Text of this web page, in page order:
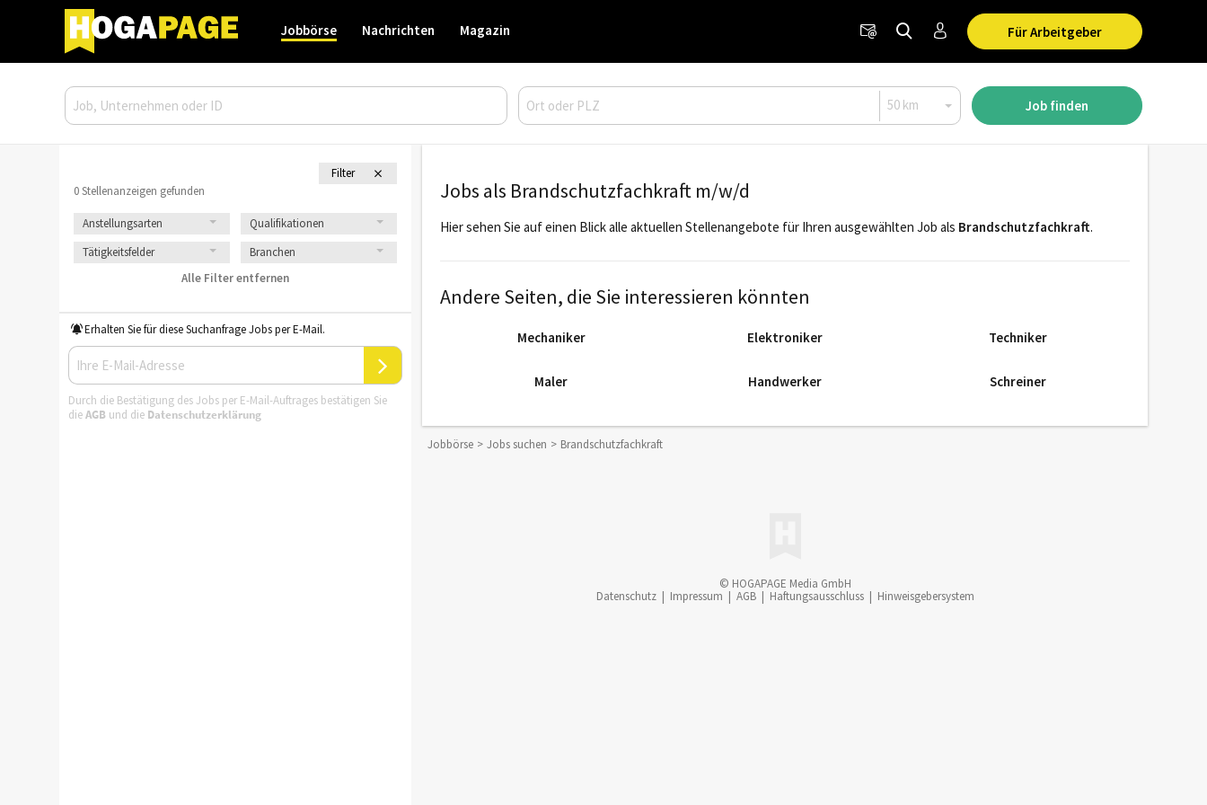
Für Arbeitgeber
Jobbörse Nachrichten Magazin
Job finden
Filter
0 Stellenanzeigen gefunden
Anstellungsarten
Qualifikationen
Tätigkeitsfelder
Branchen
Alle Filter entfernen
Erhalten Sie für diese Suchanfrage Jobs per E-Mail.
Durch die Bestätigung des Jobs per E-Mail-Auftrages bestätigen Sie
dieAGB und die Datenschutzerklärung
Jobs als Brandschutzfachkraft m/w/d
Hier sehen Sie auf einen Blick alle aktuellen Stellenangebote für Ihren ausgewählten Job als Brandschutzfachkraft.
Andere Seiten, die Sie interessieren könnten
Mechaniker Elektroniker Techniker
Maler Handwerker Schreiner
Jobbörse Jobs suchen Brandschutzfachkraft
© HOGAPAGE Media GmbH
Datenschutz | Impressum | AGB | Haftungsausschluss | Hinweisgebersystem